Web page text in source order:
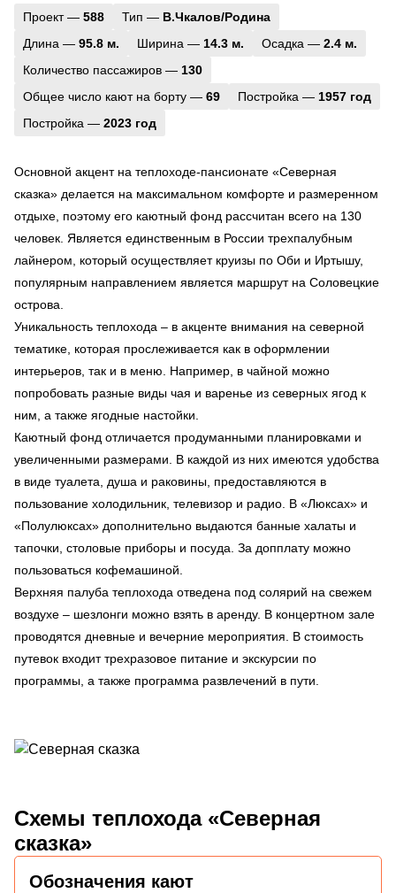
Проект — 588 Тип — В.Чкалов/Родина
Длина — 95.8 м. Ширина — 14.3 м. Осадка — 2.4 м.
Количество пассажиров — 130
Общее число кают на борту — 69 Постройка — 1957 год
Постройка — 2023 год
Основной акцент на теплоходе-пансионате «Северная
сказка» делается на максимальном комфорте и размеренном
отдыхе, поэтому его каютный фонд рассчитан всего на 130
человек. Является единственным в России трехпалубным
лайнером, который осуществляет круизы по Оби и Иртышу,
популярным направлением является маршрут на Соловецкие
острова.
Уникальность теплохода – в акценте внимания на северной
тематике, которая прослеживается как в оформлении
интерьеров, так и в меню. Например, в чайной можно
попробовать разные виды чая и варенье из северных ягод к
ним, а также ягодные настойки.
Каютный фонд отличается продуманными планировками и
увеличенными размерами. В каждой из них имеются удобства
в виде туалета, душа и раковины, предоставляются в
пользование холодильник, телевизор и радио. В «Люксах» и
«Полулюксах» дополнительно выдаются банные халаты и
тапочки, столовые приборы и посуда. За допплату можно
пользоваться кофемашиной.
Верхняя палуба теплохода отведена под солярий на свежем
воздухе – шезлонги можно взять в аренду. В концертном зале
проводятся дневные и вечерние мероприятия. В стоимость
путевок входит трехразовое питание и экскурсии по
программы, а также программа развлечений в пути.
Схемы теплохода «Северная
сказка»
Обозначения кают